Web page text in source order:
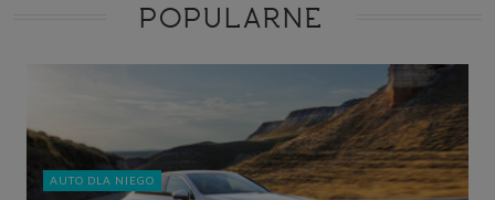
POPULARNE
AUTO DLA NIEGO